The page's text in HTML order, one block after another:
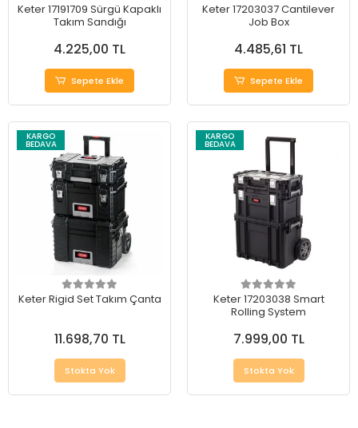
Keter 17191709 Sürgü Kapaklı
Takım Sandığı
4.225,00 TL
Sepete Ekle
Keter 17203037 Cantilever
Job Box
4.485,61 TL
Sepete Ekle
KARGO
BEDAVA
Keter Rigid Set Takım Çanta
11.698,70 TL
Stokta Yok
KARGO
BEDAVA
Keter 17203038 Smart
Rolling System
7.999,00 TL
Stokta Yok